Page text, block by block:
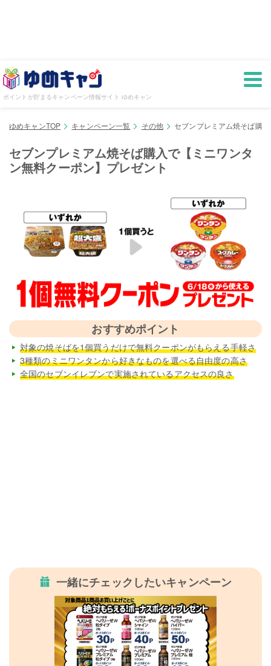
ポイントが貯まるキャンペーン情報サイト ゆめキャン
ゆめキャンTOP キャンペーン一覧 その他 セブンプレミアム焼そば購
セブンプレミアム焼そば購入で【ミニワンタ
ン無料クーポン】プレゼント
おすすめポイント
対象の焼そばを1個買うだけで無料クーポンがもらえる手軽さ
3種類のミニワンタンから好きなものを選べる自由度の高さ
全国のセブンイレブンで実施されているアクセスの良さ
一緒にチェックしたいキャンペーン